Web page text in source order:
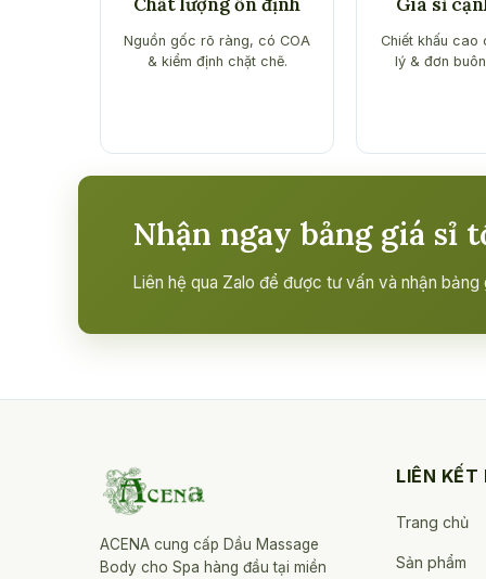
Nguồn gốc rõ ràng, có COA
& kiểm định chặt chẽ.
Chiết khấu cao
lý & đơn
Nhận ngay bảng giá sỉ
Liên hệ qua Zalo để được tư vấn và nhận bảng
ACENA cung cấp Dầu Massage
Body cho Spa hàng đầu tại miền
LIÊN KẾT
Trang chủ
Sản phẩm